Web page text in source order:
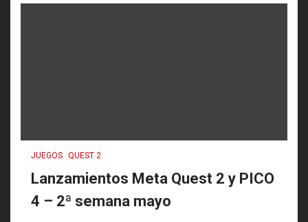
JUEGOS QUEST 2
Lanzamientos Meta Quest 2 y PICO
4 – 2ª semana mayo